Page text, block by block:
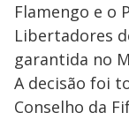
Flamengo e o
Libertadores
garantida no
A decisão foi
Conselho da